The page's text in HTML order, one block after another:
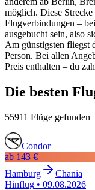
möglich. Diese
Flugverbindungen –
ausgebucht sein, also
Am günstigsten fliegst
Person. Bei allen
Preis enthalten – du
Die besten
55911 Flüge gefunden
Condor
ab 143 €
Hamburg
Chania
Hinflug • 09.08.2026